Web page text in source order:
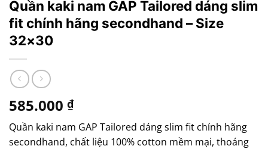
Quần kaki nam GAP Tailored dáng slim
fit chính hãng secondhand – Size
32×30
585.000 ₫
Quần kaki nam GAP Tailored dáng slim fit chính hãng
secondhand, chất liệu 100% cotton mềm mại, thoáng